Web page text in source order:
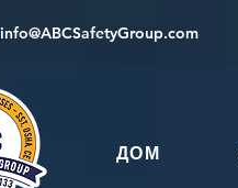
info@ABCSafetyGroup.com
ДОМ